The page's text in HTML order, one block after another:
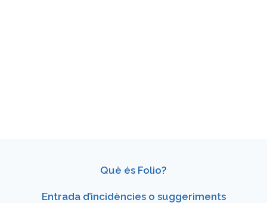
Què és Folio?
Entrada d’incidències o suggeriments